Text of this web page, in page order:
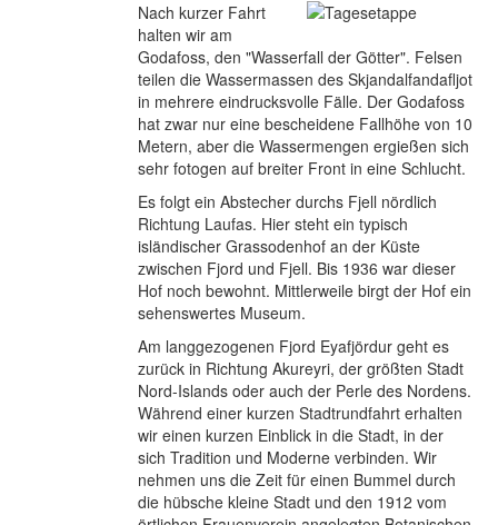
Nach kurzer Fahrt
halten wir am
Godafoss, den "Wasserfall der Götter". Felsen
teilen die Wassermassen des Skjandalfandafljot
in mehrere eindrucksvolle Fälle. Der Godafoss
hat zwar nur eine bescheidene Fallhöhe von 10
Metern, aber die Wassermengen ergießen sich
sehr fotogen auf breiter Front in eine Schlucht.
Es folgt ein Abstecher durchs Fjell nördlich
Richtung Laufas. Hier steht ein typisch
isländischer Grassodenhof an der Küste
zwischen Fjord und Fjell. Bis 1936 war dieser
Hof noch bewohnt. Mittlerweile birgt der Hof ein
sehenswertes Museum.
Am langgezogenen Fjord Eyafjördur geht es
zurück in Richtung Akureyri, der größten Stadt
Nord-Islands oder auch der Perle des Nordens.
Während einer kurzen Stadtrundfahrt erhalten
wir einen kurzen Einblick in die Stadt, in der
sich Tradition und Moderne verbinden. Wir
nehmen uns die Zeit für einen Bummel durch
die hübsche kleine Stadt und den 1912 vom